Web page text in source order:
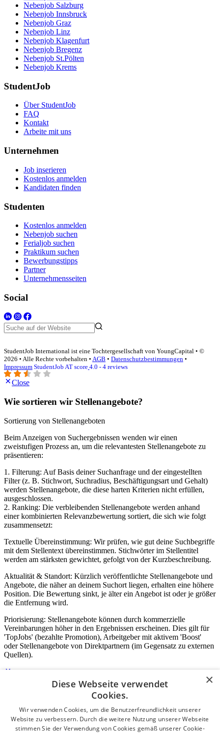
Nebenjob Salzburg
Nebenjob Innsbruck
Nebenjob Graz
Nebenjob Linz
Nebenjob Klagenfurt
Nebenjob Bregenz
Nebenjob St.Pölten
Nebenjob Krems
StudentJob
Über StudentJob
FAQ
Kontakt
Arbeite mit uns
Unternehmen
Job inserieren
Kostenlos anmelden
Kandidaten finden
Studenten
Kostenlos anmelden
Nebenjob suchen
Ferialjob suchen
Praktikum suchen
Bewerbungstipps
Partner
Unternehmensseiten
Social
StudentJob International ist eine Tochtergesellschaft von YoungCapital • ©
2026 • Alle Rechte vorbehalten • AGB • Datenschutzbestimmungen •
Impressum StudentJob AT score 4.0 - 4 reviews
Close
Wie sortieren wir Stellenangebote?
Sortierung von Stellenangeboten
Beim Anzeigen von Suchergebnissen wenden wir einen
zweistufigen Prozess an, um die relevantesten Stellenangebote zu
präsentieren:
1. Filterung: Auf Basis deiner Suchanfrage und der eingestellten
Filter (z. B. Stichwort, Suchradius, Beschäftigungsart und Gehalt)
werden Stellenangebote, die diese harten Kriterien nicht erfüllen,
ausgeschlossen.
2. Ranking: Die verbleibenden Stellenangebote werden anhand
einer kombinierten Relevanzbewertung sortiert, die sich wie folgt
zusammensetzt:
Textuelle Übereinstimmung: Wir prüfen, wie gut deine Suchbegriffe
mit dem Stellentext übereinstimmen. Stichwörter im Stellentitel
werden am stärksten gewichtet, gefolgt von der Kurzbeschreibung.
Aktualität & Standort: Kürzlich veröffentlichte Stellenangebote und
Angebote, die näher an deinem Suchort liegen, erhalten eine höhere
Position. Die Bewertung sinkt, je älter ein Angebot ist oder je größer
die Entfernung wird.
Priorisierung: Stellenangebote können durch kommerzielle
Vereinbarungen höher in den Ergebnissen erscheinen. Dies gilt für
'TopJobs' (bezahlte Promotion), Arbeitgeber mit aktivem 'Boost'
oder Stellenangebote von Direktpartnern (im Gegensatz zu externen
Quellen).
Login für Unternehmen
E-Mail*
Passwort
×
Diese Webseite verwendet
Cookies.
Wir verwenden Cookies, um die Benutzerfreundlichkeit unserer
Website zu verbessern. Durch die weitere Nutzung unserer Webseite
stimmen Sie der Verwendung von Cookies gemäß unserer Cookie-